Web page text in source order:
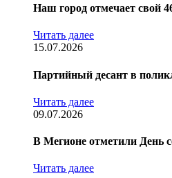
Наш город отмечает свой
Читать далее
15.07.2026
Партийный десант в
Читать далее
09.07.2026
В Мегионе отметили День
Читать далее